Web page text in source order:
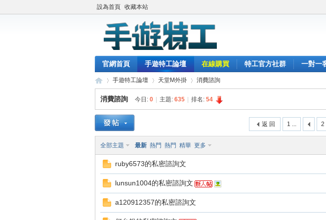
設為首頁 收藏本站
官網首頁 手遊特工論壇 在線購買 特工官方社群 一對一
»
手遊特工論壇 天堂M外掛 消費諮詢
消費諮詢 今日: 0 主題: 635 排名: 54
1 ... 2
返 回
全部主題 最新 熱門 熱門 精華 更多
ruby6573的私密諮詢文
lunsun1004的私密諮詢文
a120912357的私密諮詢文